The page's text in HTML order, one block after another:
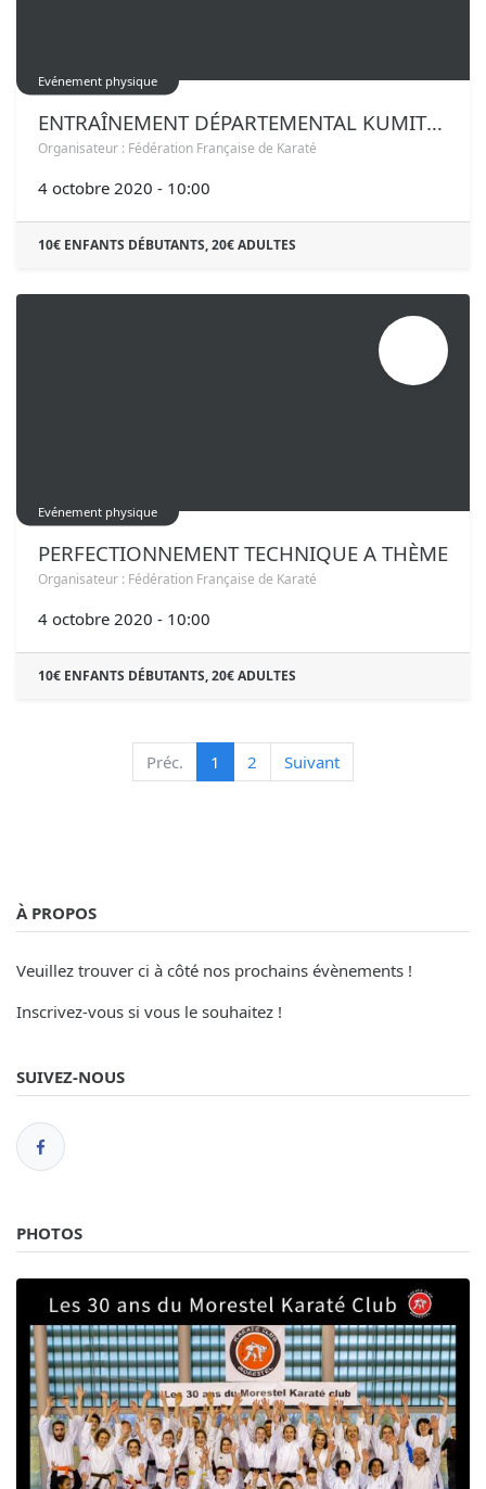
Evénement physique
ENTRAÎNEMENT DÉPARTEMENTAL KUMITÉ #2
Organisateur : Fédération Française de Karaté
4 octobre 2020 - 10:00
10€ ENFANTS DÉBUTANTS, 20€ ADULTES
Evénement physique
PERFECTIONNEMENT TECHNIQUE A THÈME
Organisateur : Fédération Française de Karaté
4 octobre 2020 - 10:00
10€ ENFANTS DÉBUTANTS, 20€ ADULTES
Préc. 1 2 Suivant
À PROPOS
Veuillez trouver ci à côté nos prochains évènements !
Inscrivez-vous si vous le souhaitez !
SUIVEZ-NOUS
PHOTOS